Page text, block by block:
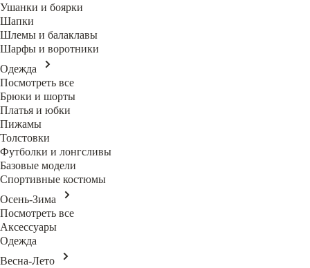
Ушанки и боярки
Шапки
Шлемы и балаклавы
Шарфы и воротники
Одежда
Посмотреть все
Брюки и шорты
Платья и юбки
Пижамы
Толстовки
Футболки и лонгсливы
Базовые модели
Спортивные костюмы
Осень-Зима
Посмотреть все
Аксессуары
Одежда
Весна-Лето